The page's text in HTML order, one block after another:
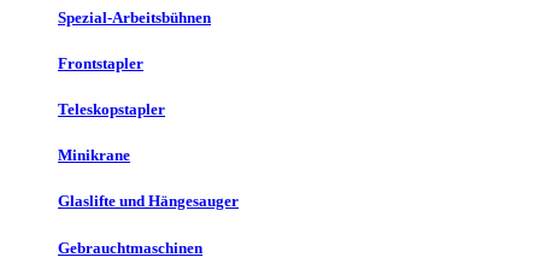
Spezial-Arbeitsbühnen
Frontstapler
Teleskopstapler
Minikrane
Glaslifte und Hängesauger
Gebrauchtmaschinen